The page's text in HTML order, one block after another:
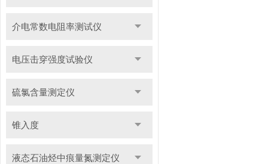
介电常数电阻率测试仪
电压击穿强度试验仪
硫氯含量测定仪
锥入度
液态石油烃中痕量氮测定仪